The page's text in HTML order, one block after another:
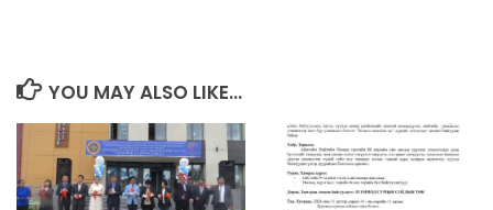
YOU MAY ALSO LIKE...